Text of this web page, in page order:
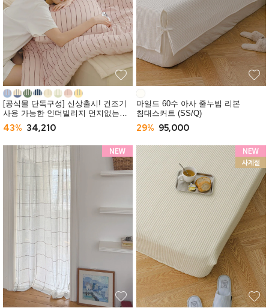
[공식몰 단독구성] 신상출시! 건조기
사용 가능한 인더빌리지 먼지없는
사계절 차렵이불 (SS/Q) -10컬러
43% 34,210
마일드 60수 아사 줄누빔 리본
침대스커트 (SS/Q)
29% 95,000